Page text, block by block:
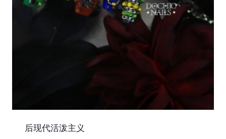
后现代活泼主义